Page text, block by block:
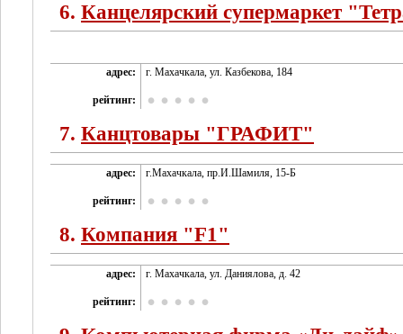
6. Канцелярский супермаркет
адрес: г. Махачкала, ул. Казбекова, 184
рейтинг:
7. Канцтовары "ГРАФИТ"
адрес: г.Махачкала, пр.И.Шамиля, 15-Б
рейтинг:
8. Компания "F1"
адрес: г. Махачкала, ул. Даниялова, д. 42
рейтинг: